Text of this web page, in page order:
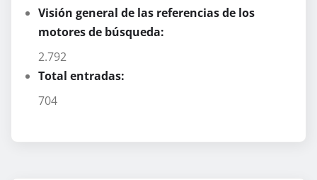
Visión general de las referencias de los
motores de búsqueda:
2.792
Total entradas:
704